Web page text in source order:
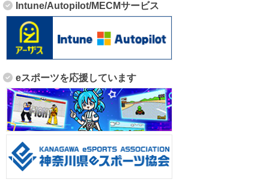
Intune/Autopilot/MECMサービス
eスポーツを応援しています